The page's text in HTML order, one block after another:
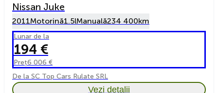
Nissan Juke
2011Motorină1.5lManuală234 400km
Lunar de la
194 €
Preț6 006 €
De la SC Top Cars Rulate SRL
Vezi detalii